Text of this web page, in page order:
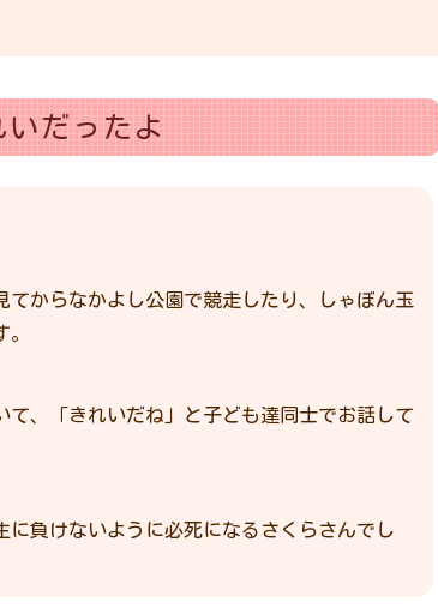
いだったよ
からなかよし公園で競走したり、しゃぼん玉
て、「きれいだね」と子ども達同士でお話して
に負けないように必死になるさくらさんでし